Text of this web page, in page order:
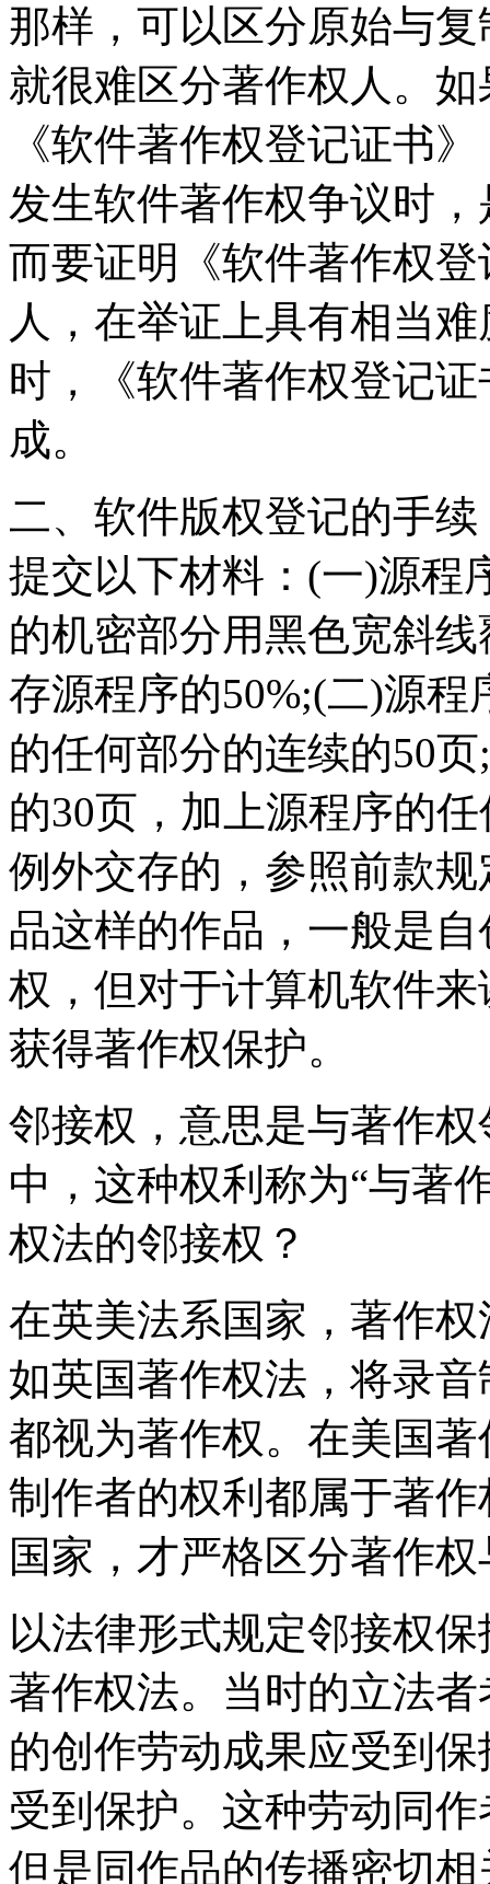
那样，可以区分原始与
就很难区分著作权人。
《软件著作权登记证书
发生软件著作权争议时
而要证明《软件著作权
人，在举证上具有相当
时，《软件著作权登记
成。
二、软件版权登记的手
提交以下材料：(一)源程
的机密部分用黑色宽斜
存源程序的50%;(二)源
的任何部分的连续的50
的30页，加上源程序的
例外交存的，参照前款
品这样的作品，一般是
权，但对于计算机软件
获得著作权保护。
邻接权，意思是与著作
中，这种权利称为“与著
权法的邻接权？
在英美法系国家，著作
如英国著作权法，将录
都视为著作权。在美国
制作者的权利都属于著
国家，才严格区分著作
以法律形式规定邻接权
著作权法。当时的立法
的创作劳动成果应受到
受到保护。这种劳动同
但是同作品的传播密切